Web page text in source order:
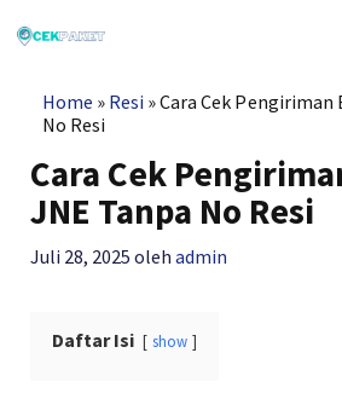
ke
Home » Resi »Cara Cek Pengiriman
No Resi
Cara Cek
JNE Tanpa No Resi
Juli 28, 2025 olehadmin
Daftar Isi show